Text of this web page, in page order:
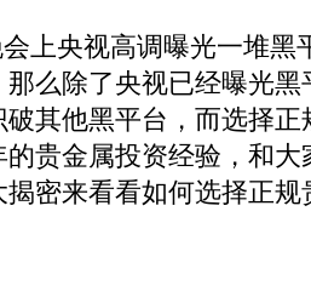
央视高调曝光一堆黑
么除了央视已经曝光
其他黑平台，而选择
贵金属投资经验，和
密来看看如何选择正